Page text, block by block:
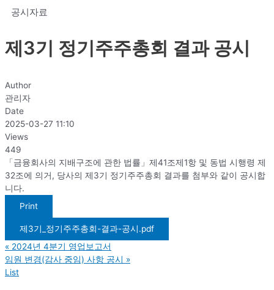
공시자료
제3기 정기주주총회 결과 공시
Author
관리자
Date
2025-03-27 11:10
Views
449
「금융회사의 지배구조에 관한 법률」제41조제1항 및 동법 시행령 제
32조에 의거, 당사의 제3기 정기주주총회 결과를 첨부와 같이 공시합
니다.
Print
제3기_정기주주총회-결과-공시.pdf
« 2024년 4분기 영업보고서
임원 변경(감사 중임) 사항 공시 »
List